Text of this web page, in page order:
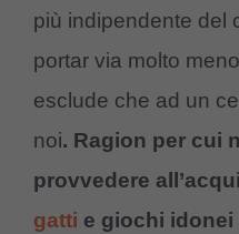
più indipendente del
portar via molto
esclude che ad un
noi. Ragion per cui
provvedere
gatti e giochi idonei